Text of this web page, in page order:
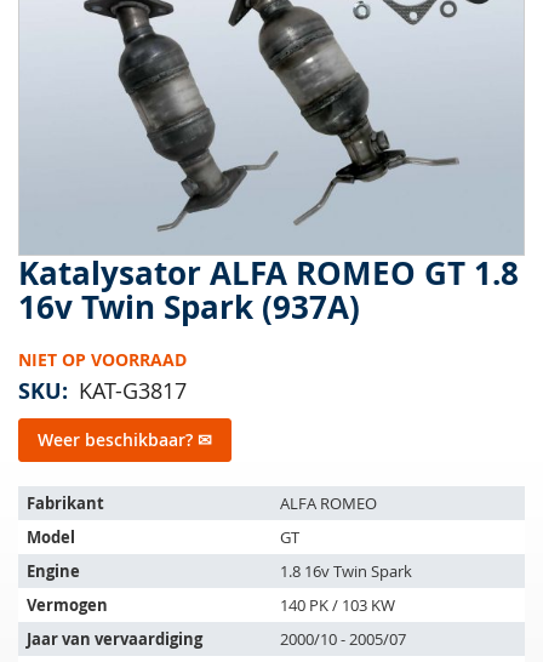
Katalysator ALFA ROMEO GT 1.8
16v Twin Spark (937A)
NIET OP VOORRAAD
SKU KAT-G3817
Weer beschikbaar? ✉
Het
artikel
past
op
de
volgende
voertuigen:
Fabrikant
ALFA ROMEO
Model
GT
Engine
1.8 16v Twin Spark
Vermogen
140 PK / 103 KW
Jaar van vervaardiging
2000/10 - 2005/07
afbeeldingen-
Ga
naar
het
van
de
gallerij